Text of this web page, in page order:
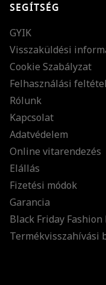
SEGÍTSÉG
GYIK
Visszaküldési
Cookie Szabályzat
Felhasználási
Rólunk
Kapcsolat
Adatvédelem
Online vitarendezés
Elállás
Fizetési módok
Garancia
Black Friday Fashion
Termékvisszahívási